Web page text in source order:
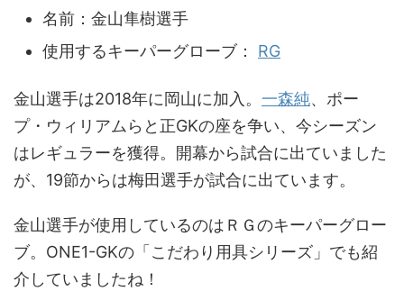
名前：金山隼樹選手
使用するキーパーグローブ： RG
金山選手は2018年に岡山に加入。 一森純、ポー
プ・ウィリアムらと正GKの座を争い、今シーズン
はレギュラーを獲得。開幕から試合に出ていました
が、19節からは梅田選手が試合に出ています。
金山選手が使用しているのはＲＧのキーパーグロー
ブ。ONE1-GKの「こだわり用具シリーズ」でも紹
介していましたね！